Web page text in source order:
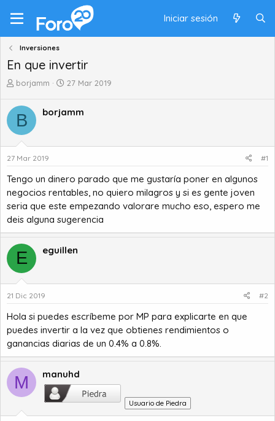
Iniciar sesión
Inversiones
En que invertir
A
t
o
r
t
e
a
borjamm
F
h
n
c
o
27 Mar 2019
B borjamm
27 Mar 2019 #1
Tengo un dinero parado que me gustaría poner en algunos
negocios rentables, no quiero milagros y si es gente joven
seria que este empezando valorare mucho eso, espero me
deis alguna sugerencia
E eguillen
21 Dic 2019 #2
Hola si puedes escríbeme por MP para explicarte en que
puedes invertir a la vez que obtienes rendimientos o
ganancias diarias de un 0.4% a 0.8%.
M manuhd
Usuario de Piedra